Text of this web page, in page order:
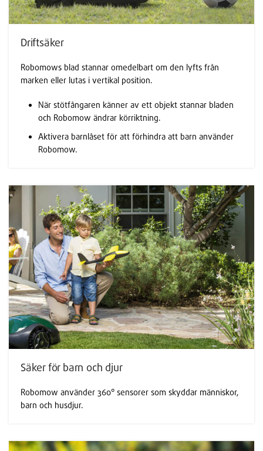
Driftsäker
Robomows blad stannar omedelbart om den lyfts från
marken eller lutas i vertikal position.
När stötfångaren känner av ett objekt stannar bladen
och Robomow ändrar körriktning.
Aktivera barnlåset för att förhindra att barn använder
Robomow.
Säker för barn och djur
Robomow använder 360° sensorer som skyddar människor,
barn och husdjur.